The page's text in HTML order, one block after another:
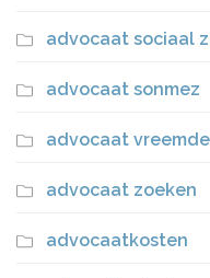
advocaat sociaal
advocaat sonmez
advocaat
advocaat zoeken
advocaatkosten